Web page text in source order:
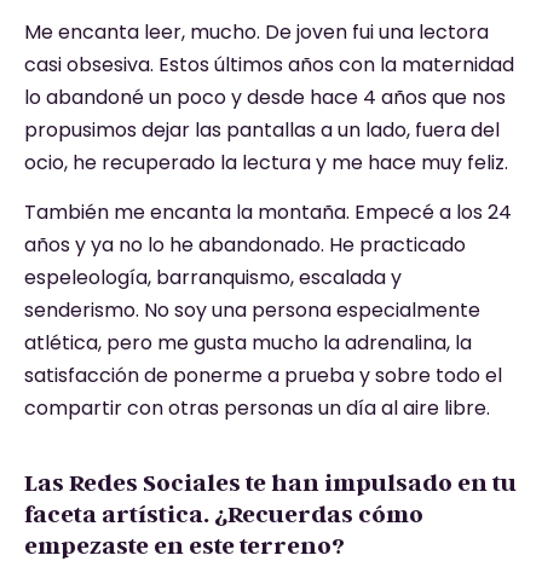
Me encanta leer, mucho. De joven fui una lectora
casi obsesiva. Estos últimos años con la maternidad
lo abandoné un poco y desde hace 4 años que nos
propusimos dejar las pantallas a un lado, fuera del
ocio, he recuperado la lectura y me hace muy feliz.
También me encanta la montaña. Empecé a los 24
años y ya no lo he abandonado. He practicado
espeleología, barranquismo, escalada y
senderismo. No soy una persona especialmente
atlética, pero me gusta mucho la adrenalina, la
satisfacción de ponerme a prueba y sobre todo el
compartir con otras personas un día al aire libre.
Las Redes Sociales te han impulsado en tu
faceta artística. ¿Recuerdas cómo
empezaste en este terreno?